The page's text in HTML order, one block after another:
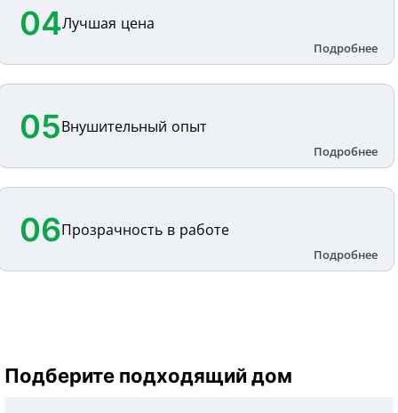
04Лучшая цена
05Внушительный опыт
06Прозрачность в работе
Подберите подходящий дом